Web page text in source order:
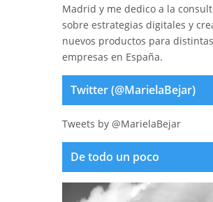
Madrid y me dedico a la
sobre estrategias digitales y
nuevos productos para distintas
empresas en España.
Twitter (@MarielaBejar)
Tweets by @MarielaBejar
De todo un poco